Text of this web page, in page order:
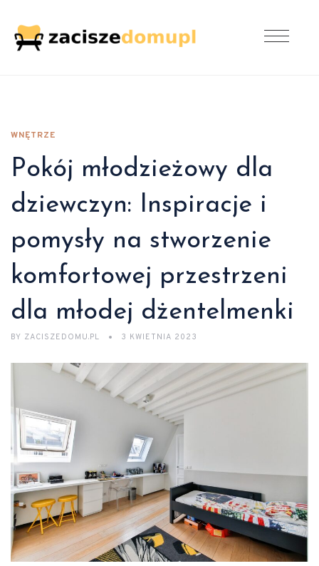
WNĘTRZE
Pokój młodzieżowy dla
dziewczyn: Inspiracje i
pomysły na stworzenie
komfortowej przestrzeni
dla młodej dżentelmenki
BY ZACISZEDOMU.PL 3 KWIETNIA 2023